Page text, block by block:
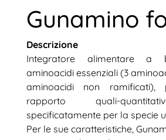
Gunamino
Descrizione
Integratore alimentare
aminoacidi essenziali (3
aminoacidi non ramificati),
rapporto quali-
specificatamente per la specie
Per le sue caratteristiche,